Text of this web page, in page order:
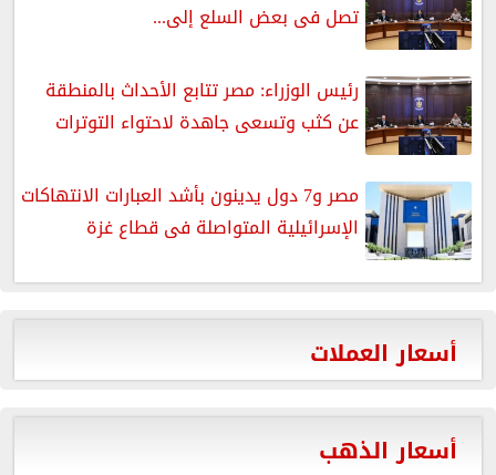
تصل فى بعض السلع إلى...
رئيس الوزراء: مصر تتابع الأحداث بالمنطقة
عن كثب وتسعى جاهدة لاحتواء التوترات
مصر و7 دول يدينون بأشد العبارات الانتهاكات
الإسرائيلية المتواصلة فى قطاع غزة
أسعار العملات
أسعار الذهب